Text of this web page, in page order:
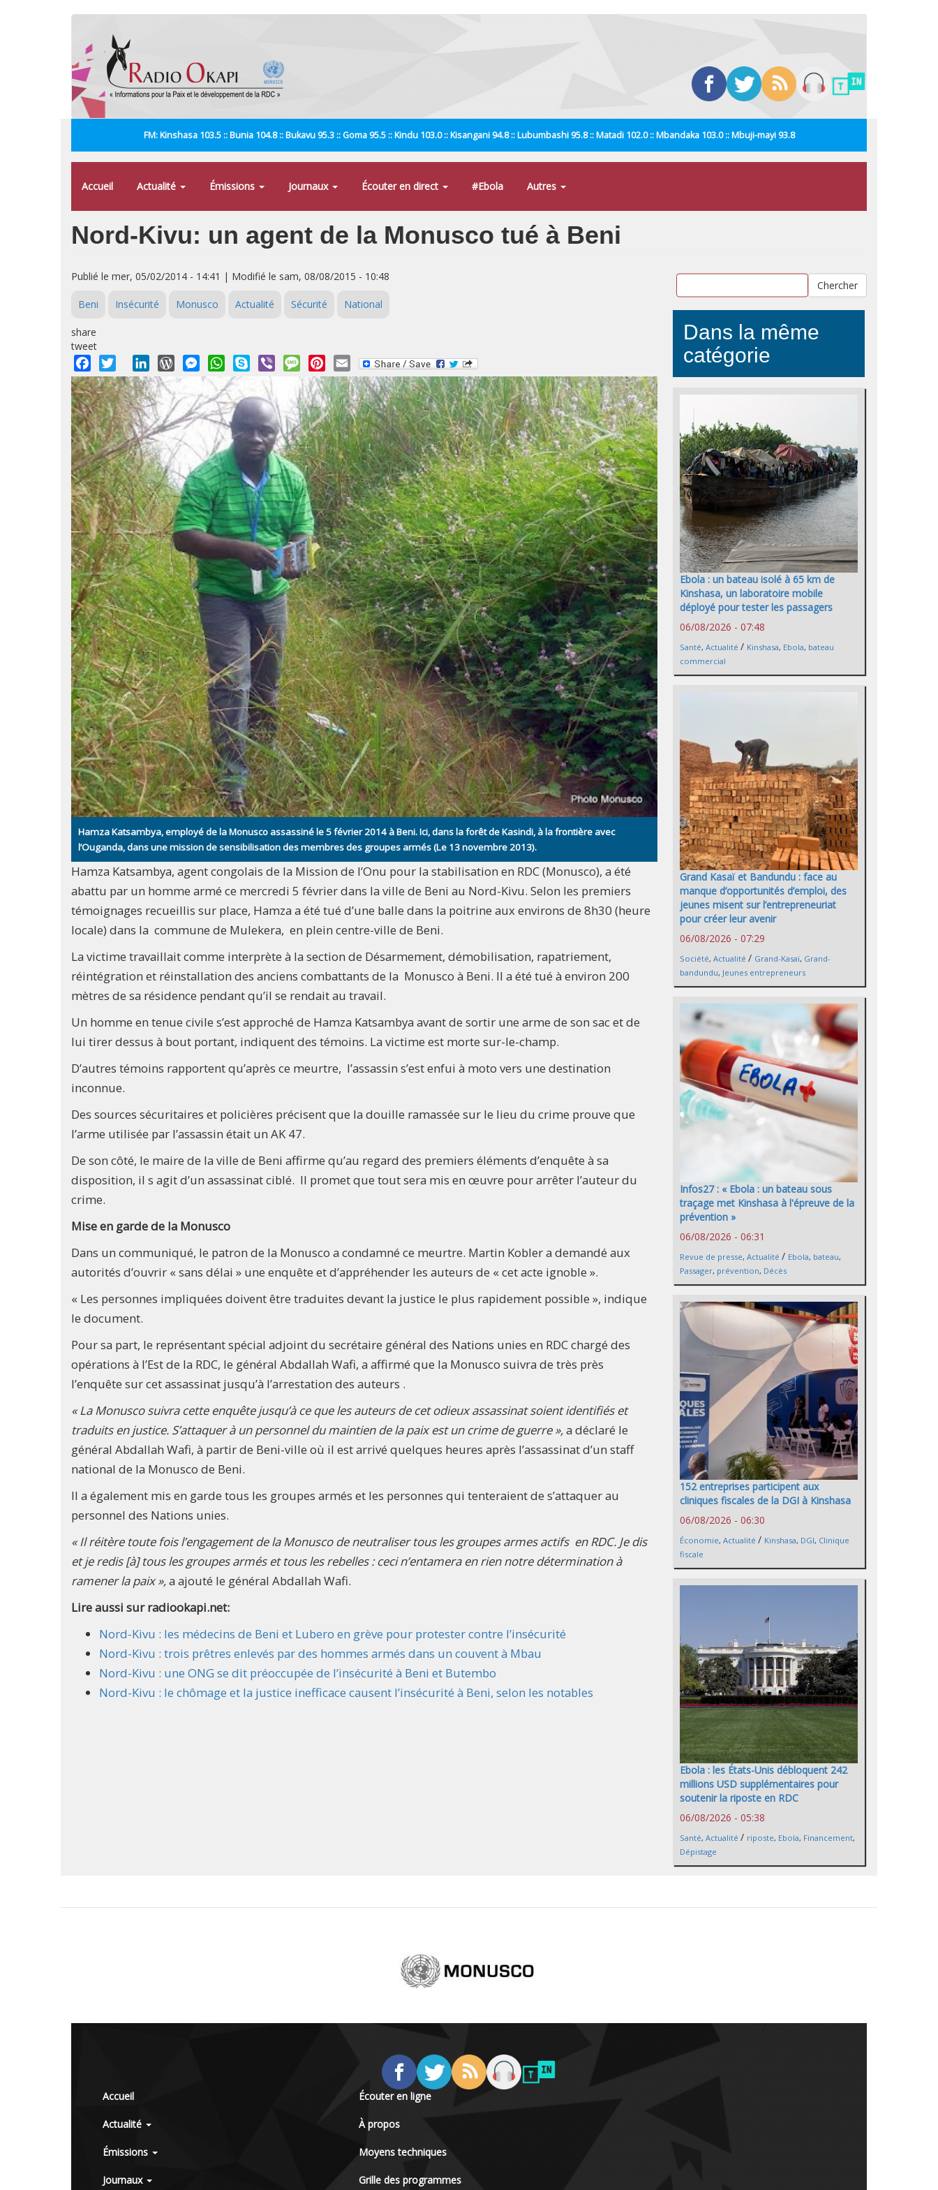
FM: Kinshasa 103.5 :: Bunia 104.8 :: Bukavu 95.3 :: Goma 95.5 :: Kindu 103.0 :: Kisangani 94.8 :: Lubumbashi 95.8 :: Matadi 102.0 :: Mbandaka 103.0 :: Mbuji-mayi 93.8
Accueil Actualité Émissions Journaux Écouter en direct #Ebola Autres
Nord-Kivu: un agent de la Monusco tué à Beni
Publié le mer, 05/02/2014 - 14:41 | Modifié le sam, 08/08/2015 - 10:48
Beni Insécurité Monusco Actualité Sécurité National
share
tweet
Facebook
Twitter LinkedInWordPressMessengerWhatsApp
Skype Viber MessagePinterest
Email
Hamza Katsambya, employé de la Monusco assassiné le 5 février 2014 à Beni. Ici, dans la forêt de Kasindi, à la frontière avec
l’Ouganda, dans une mission de sensibilisation des membres des groupes armés (Le 13 novembre 2013).
Hamza Katsambya, agent congolais de la Mission de l’Onu pour la stabilisation en RDC (Monusco), a été
abattu par un homme armé ce mercredi 5 février dans la ville de Beni au Nord-Kivu. Selon les premiers
témoignages recueillis sur place, Hamza a été tué d’une balle dans la poitrine aux environs de 8h30 (heure
locale) dans la commune de Mulekera, en plein centre-ville de Beni.
La victime travaillait comme interprète à la section de Désarmement, démobilisation, rapatriement,
réintégration et réinstallation des anciens combattants de la Monusco à Beni. Il a été tué à environ 200
mètres de sa résidence pendant qu’il se rendait au travail.
Un homme en tenue civile s’est approché de Hamza Katsambya avant de sortir une arme de son sac et de
lui tirer dessus à bout portant, indiquent des témoins. La victime est morte sur-le-champ.
D’autres témoins rapportent qu’après ce meurtre, l’assassin s’est enfui à moto vers une destination
inconnue.
Des sources sécuritaires et policières précisent que la douille ramassée sur le lieu du crime prouve que
l’arme utilisée par l’assassin était un AK 47.
De son côté, le maire de la ville de Beni affirme qu’au regard des premiers éléments d’enquête à sa
disposition, il s agit d’un assassinat ciblé. Il promet que tout sera mis en œuvre pour arrêter l’auteur du
crime.
Mise en garde de la Monusco
Dans un communiqué, le patron de la Monusco a condamné ce meurtre. Martin Kobler a demandé aux
autorités d’ouvrir « sans délai » une enquête et d’appréhender les auteurs de « cet acte ignoble ».
« Les personnes impliquées doivent être traduites devant la justice le plus rapidement possible », indique
le document.
Pour sa part, le représentant spécial adjoint du secrétaire général des Nations unies en RDC chargé des
opérations à l’Est de la RDC, le général Abdallah Wafi, a affirmé que la Monusco suivra de très près
l’enquête sur cet assassinat jusqu’à l’arrestation des auteurs .
« La Monusco suivra cette enquête jusqu’à ce que les auteurs de cet odieux assassinat soient identifiés et
traduits en justice. S’attaquer à un personnel du maintien de la paix est un crime de guerre »,a déclaré le
général Abdallah Wafi, à partir de Beni-ville où il est arrivé quelques heures après l’assassinat d’un staff
national de la Monusco de Beni.
Il a également mis en garde tous les groupes armés et les personnes qui tenteraient de s’attaquer au
personnel des Nations unies.
« Il réitère toute fois l’engagement de la Monusco de neutraliser tous les groupes armes actifs en RDC. Je dis
et je redis [à] tous les groupes armés et tous les rebelles : ceci n’entamera en rien notre détermination à
ramener la paix »,a ajouté le général Abdallah Wafi.
Lire aussi sur radiookapi.net:
Nord-Kivu : les médecins de Beni et Lubero en grève pour protester contre l’insécurité
Nord-Kivu : trois prêtres enlevés par des hommes armés dans un couvent à Mbau
Nord-Kivu : une ONG se dit préoccupée de l’insécurité à Beni et Butembo
Nord-Kivu : le chômage et la justice inefficace causent l’insécurité à Beni, selon les notables
Chercher
Dans la même
catégorie
Ebola : un bateau isolé à 65 km de
Kinshasa, un laboratoire mobile
déployé pour tester les passagers
06/08/2026 - 07:48
Santé, Actualité / Kinshasa, Ebola, bateau
commercial
Grand Kasaï et Bandundu : face au
manque d’opportunités d’emploi, des
jeunes misent sur l’entrepreneuriat
pour créer leur avenir
06/08/2026 - 07:29
Société, Actualité / Grand-Kasaï, Grand-
bandundu, Jeunes entrepreneurs
Infos27 : « Ebola : un bateau sous
traçage met Kinshasa à l'épreuve de la
prévention »
06/08/2026 - 06:31
Revue de presse, Actualité / Ebola, bateau,
Passager, prévention, Décès
152 entreprises participent aux
cliniques fiscales de la DGI à Kinshasa
06/08/2026 - 06:30
Économie, Actualité / Kinshasa, DGI, Clinique
fiscale
Ebola : les États-Unis débloquent 242
millions USD supplémentaires pour
soutenir la riposte en RDC
06/08/2026 - 05:38
Santé, Actualité / riposte, Ebola, Financement,
Dépistage
Accueil
Actualité
Émissions
Journaux
Écouter en ligne
À propos
Moyens techniques
Grille des programmes